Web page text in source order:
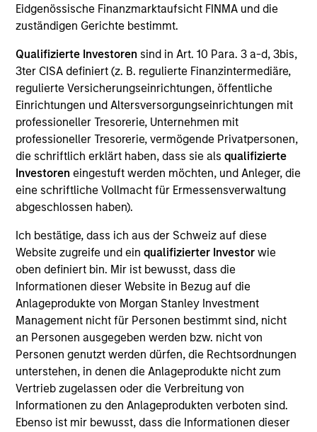
Eidgenössische Finanzmarktaufsicht FINMA und die
zuständigen Gerichte bestimmt.
Qualifizierte Investoren sind in Art. 10 Para. 3 a-d, 3bis,
3ter CISA definiert (z. B. regulierte Finanzintermediäre,
regulierte Versicherungseinrichtungen, öffentliche
Einrichtungen und Altersversorgungseinrichtungen mit
professioneller Tresorerie, Unternehmen mit
professioneller Tresorerie, vermögende Privatpersonen,
die schriftlich erklärt haben, dass sie alsqualifizierte
Investoren eingestuft werden möchten, und Anleger, die
eine schriftliche Vollmacht für Ermessensverwaltung
abgeschlossen haben).
Ich bestätige, dass ich aus der Schweiz auf diese
Website zugreife und ein qualifizierter Investor wie
oben definiert bin. Mir ist bewusst, dass die
Informationen dieser Website in Bezug auf die
Anlageprodukte von Morgan Stanley Investment
Management nicht für Personen bestimmt sind, nicht
an Personen ausgegeben werden bzw. nicht von
Personen genutzt werden dürfen, die Rechtsordnungen
unterstehen, in denen die Anlageprodukte nicht zum
Vertrieb zugelassen oder die Verbreitung von
Informationen zu den Anlageprodukten verboten sind.
Ebenso ist mir bewusst, dass die Informationen dieser
Invested on
Jan 2017
Realization Date
Apr 2018
Exit Type
Strategic Purchase
Provider of cervical and lumbar artificial discs used in total
View Site
Investment Team
Morgan Stanley Expansion Capital